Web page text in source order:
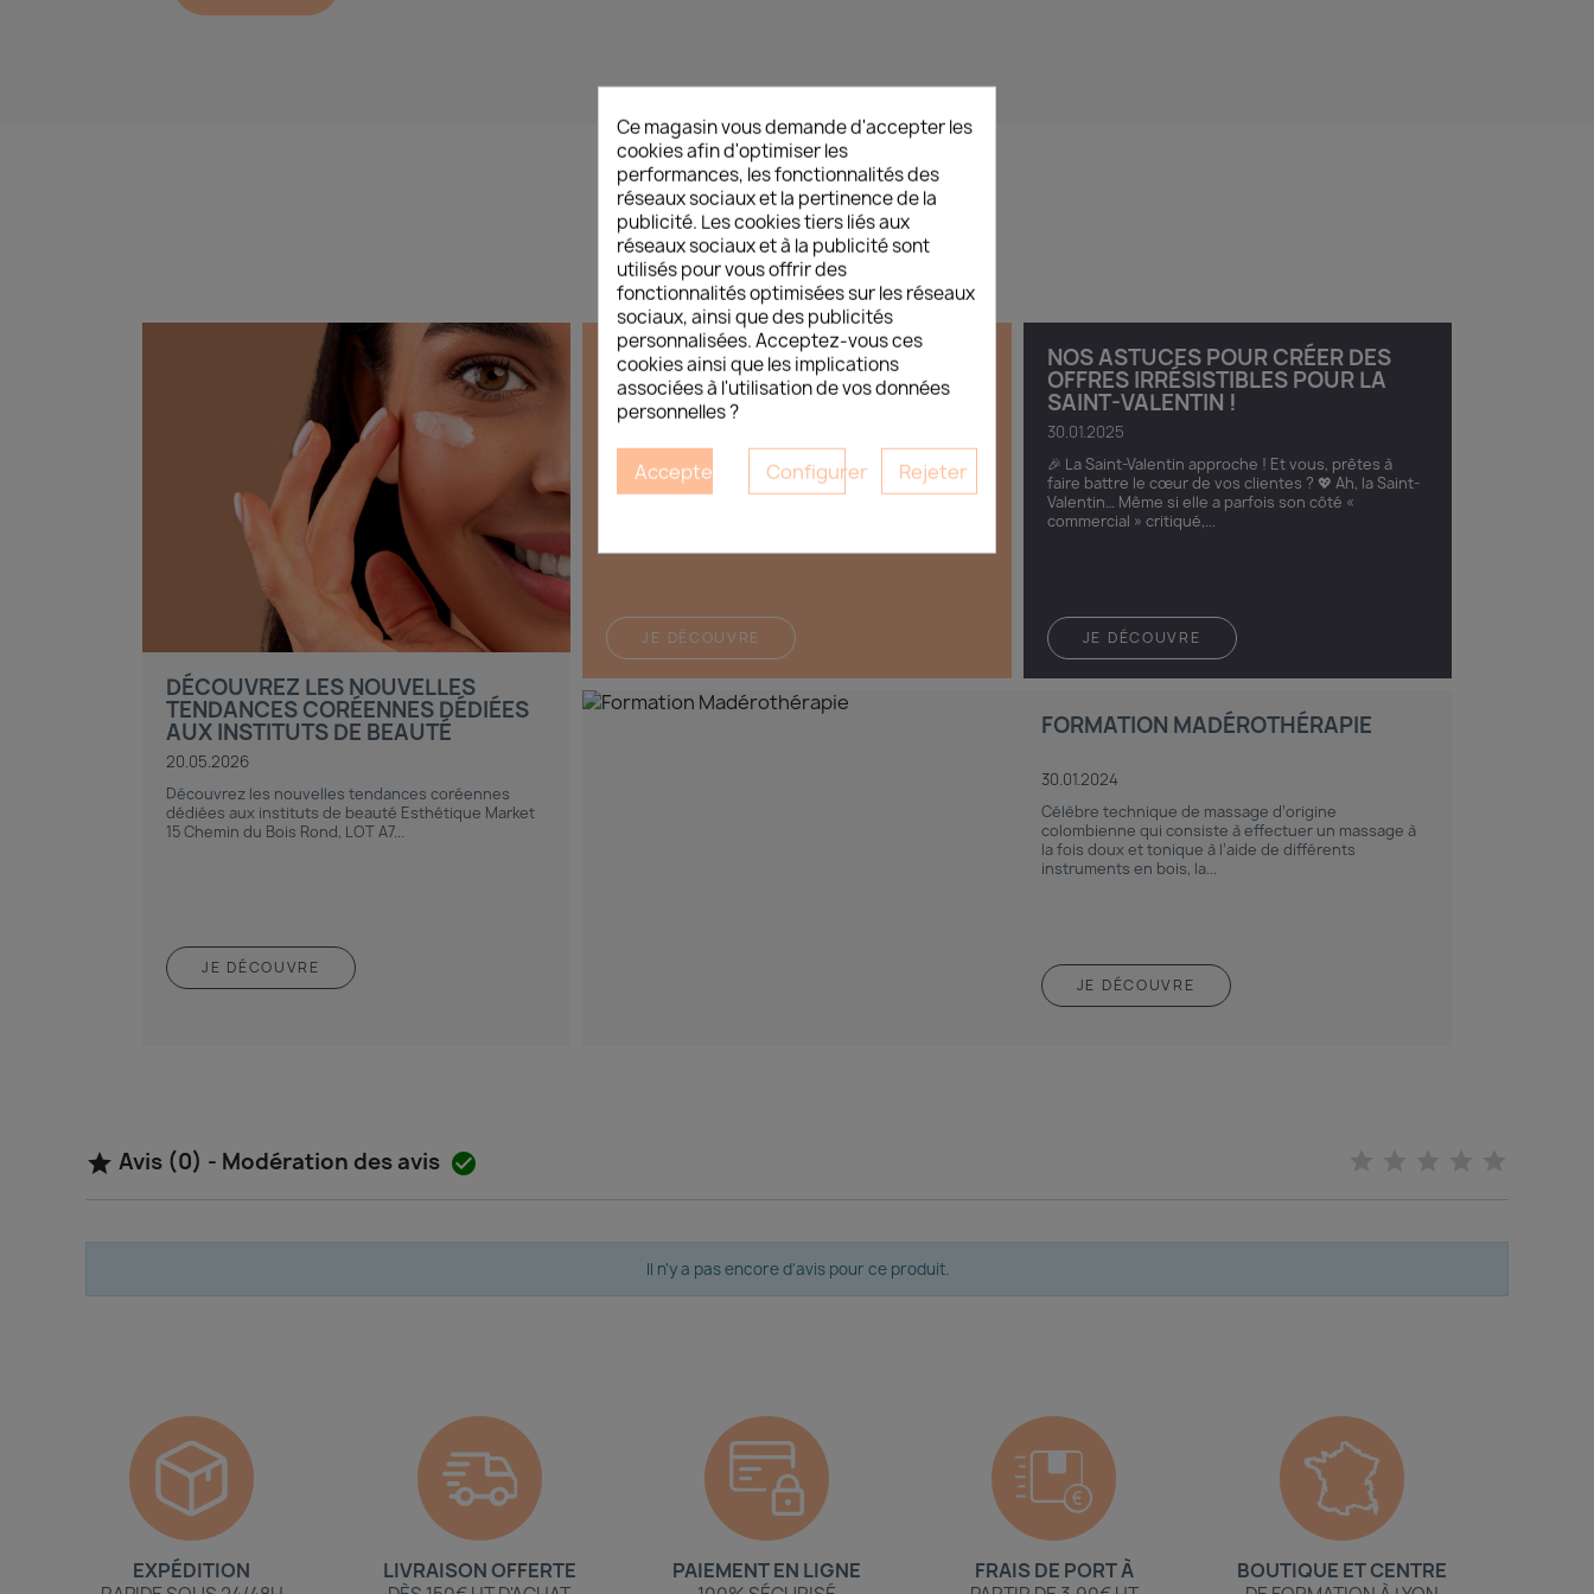
L’ACTUALITÉ/BEAUTÉ
DÉCOUVREZ LES NOUVELLES
TENDANCES CORÉENNES DÉDIÉES
AUX INSTITUTS DE BEAUTÉ
20.05.2026
Découvrez les nouvelles tendances coréennes
dédiées aux instituts de beauté Esthétique Market
15 Chemin du Bois Rond, LOT A7...
JE DÉCOUVRE
DÉCOUVREZ LES NOUVELLES
TENDANCES CORÉENNES DÉDIÉES
AUX INSTITUTS DE BEAUTÉ
Esthétique Market vous invite à une soirée
immersive autour de l’univers de la K-Beauty
JE DÉCOUVRE
NOS ASTUCES POUR CRÉER DES
OFFRES IRRÉSISTIBLES POUR LA
SAINT-VALENTIN !
30.01.2025
🎉 La Saint-Valentin approche ! Et vous, prêtes à
faire battre le cœur de vos clientes ? 💖 Ah, la Saint-
Valentin… Même si elle a parfois son côté «
commercial » critiqué,...
JE DÉCOUVRE
FORMATION MADÉROTHÉRAPIE
30.01.2024
Célèbre technique de massage d’origine
colombienne qui consiste à effectuer un massage à
la fois doux et tonique à l’aide de différents
instruments en bois, la...
JE DÉCOUVRE
 Avis (0) - Modération des avis 
Il n'y a pas encore d'avis pour ce produit.
EXPÉDITION LIVRAISON OFFERTE PAIEMENT EN LIGNE FRAIS DE PORT À BOUTIQUE ET CENTRE
Ce magasin vous demande d'accepter les
cookies afin d'optimiser les
performances, les fonctionnalités des
réseaux sociaux et la pertinence de la
publicité. Les cookies tiers liés aux
réseaux sociaux et à la publicité sont
utilisés pour vous offrir des
fonctionnalités optimisées sur les réseaux
sociaux, ainsi que des publicités
personnalisées. Acceptez-vous ces
cookies ainsi que les implications
associées à l'utilisation de vos données
personnelles ?
Accepter Configurer Rejeter